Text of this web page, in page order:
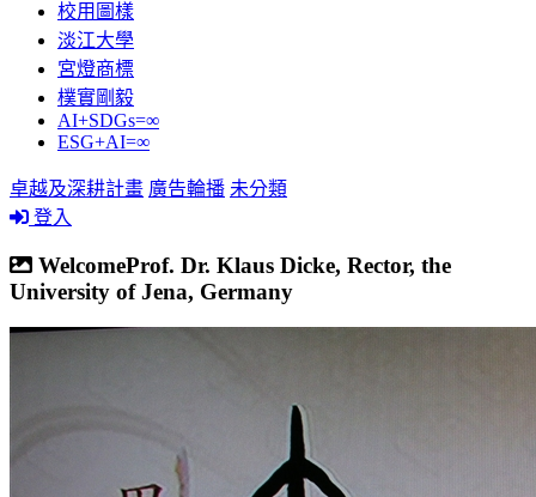
校用圖樣
淡江大學
宮燈商標
樸實剛毅
AI+SDGs=∞
ESG+AI=∞
卓越及深耕計畫 廣告輪播 未分類
登入
WelcomeProf. Dr. Klaus Dicke, Rector, the
University of Jena, Germany